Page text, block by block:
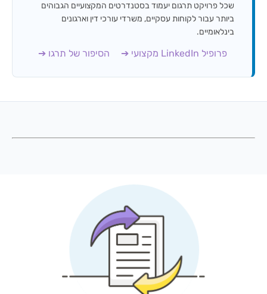
שכל פרויקט תרגום יעמוד בסטנדרטים המקצועיים הגבוהים
ביותר עבור לקוחות עסקיים, משרדי עורכי דין וארגונים
בינלאומיים.
פרופיל LinkedIn מקצועי ➔ הסיפור של תרגו ➔